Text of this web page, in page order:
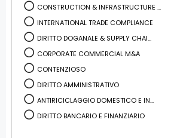
CONSTRUCTION & INFRASTRUCTURE ...
INTERNATIONAL TRADE COMPLIANCE
DIRITTO DOGANALE & SUPPLY CHAI...
CORPORATE COMMERCIAL M&A
CONTENZIOSO
DIRITTO AMMINISTRATIVO
ANTIRICICLAGGIO DOMESTICO E IN...
DIRITTO BANCARIO E FINANZIARIO